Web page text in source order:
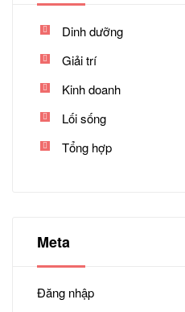
Dinh dưỡng
Giải trí
Kinh doanh
Lối sống
Tổng hợp
Meta
Đăng nhập